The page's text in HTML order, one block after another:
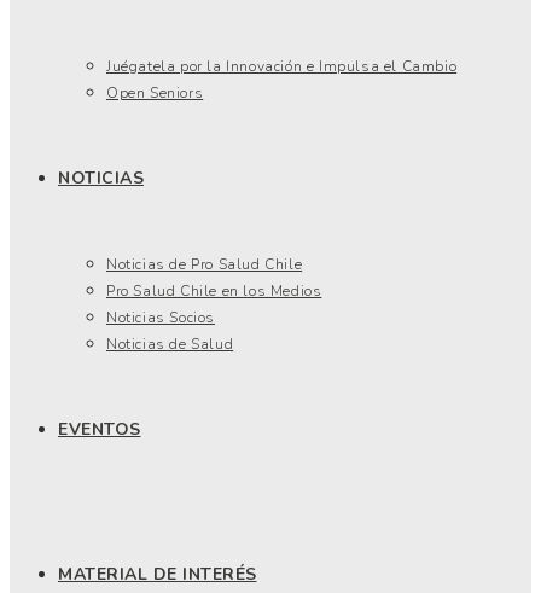
Juégatela por la Innovación e Impulsa el Cambio
Open Seniors
NOTICIAS
Noticias de Pro Salud Chile
Pro Salud Chile en los Medios
Noticias Socios
Noticias de Salud
EVENTOS
MATERIAL DE INTERÉS